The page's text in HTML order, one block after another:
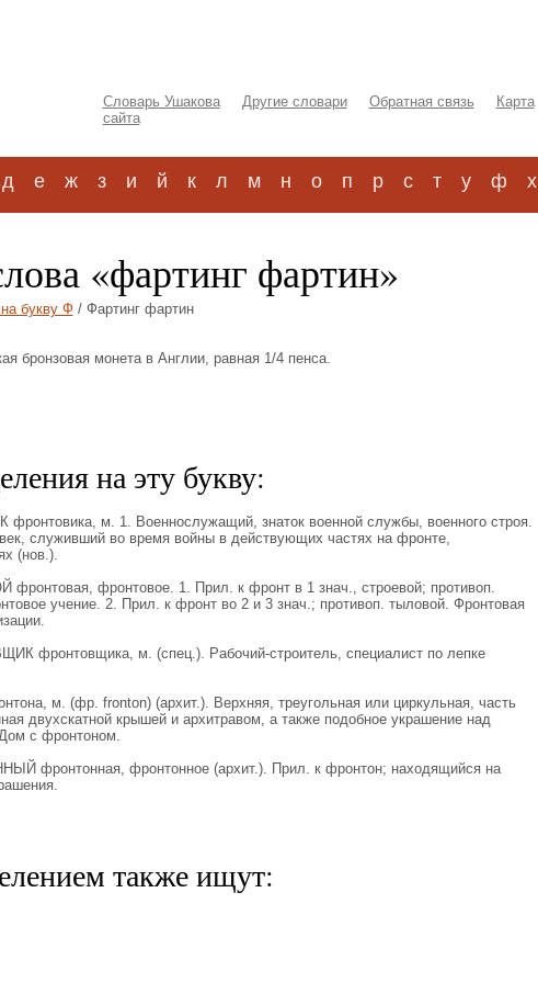
Словарь Ушакова Другие словари Обратная связь
Карта
сайта
д е ж з и й к л м н о п р с т у ф х
«фартинг фартин»
букву Ф/ Фартинг фартин
бронзовая монета в Англии, равная 1/4 пенса.
на эту букву:
м. 1. Военнослужащий, знаток военной службы, военного строя.
служивший во время войны в действующих частях на фронте,
(нов.).
фронтовое. 1. Прил. к фронт в 1 знач., строевой; противоп.
учение. 2. Прил. к фронт во 2 и 3 знач.; противоп. тыловой. Фронтовая
фронтовщика, м. (спец.). Рабочий-строитель, специалист по лепке
м. (фр. fronton) (архит.). Верхняя, треугольная или циркульная, часть
двухскатной крышей и архитравом, а также подобное украшение над
с фронтоном.
фронтонная, фронтонное (архит.). Прил. к фронтон; находящийся на
также ищут: